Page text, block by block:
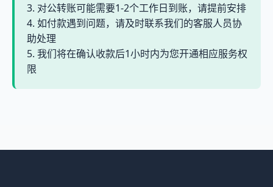
3. 对公转账可能需要1-2个工作日到账，请提前安排
4. 如付款遇到问题，请及时联系我们的客服人员协
助处理
5. 我们将在确认收款后1小时内为您开通相应服务权
限